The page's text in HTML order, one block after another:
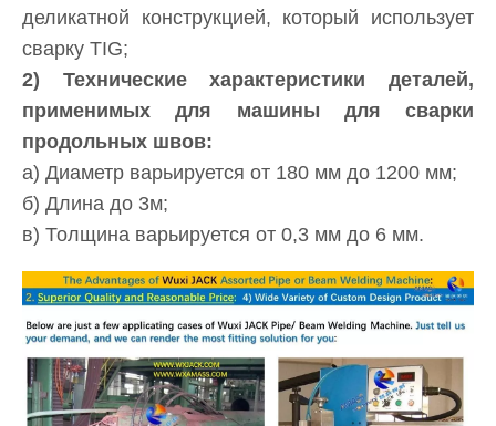
деликатной конструкцией, который использует
сварку TIG;
2) Технические характеристики деталей,
применимых для машины для сварки
продольных швов:
а) Диаметр варьируется от 180 мм до 1200 мм;
б) Длина до 3м;
в) Толщина варьируется от 0,3 мм до 6 мм.